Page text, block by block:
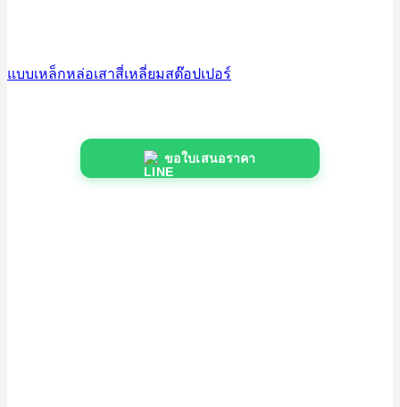
แบบเหล็กหล่อเสาสี่เหลี่ยมสต๊อปเปอร์
ขอใบเสนอราคา